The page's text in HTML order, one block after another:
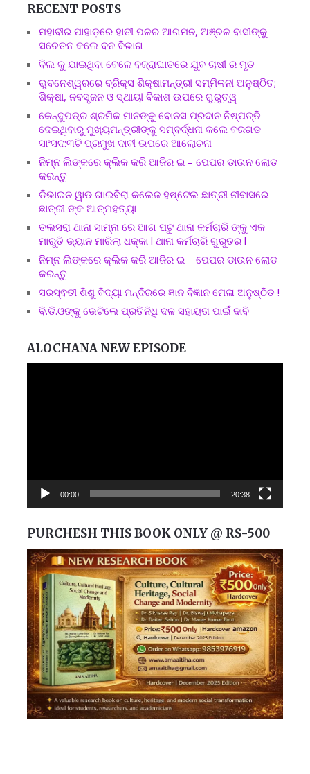
RECENT POSTS
ମହାବୀର ପାହାଡ଼ରେ ହାତୀ ପଳର ଆଗମନ, ଅଞ୍ଚଳ ବାସୀଙ୍କୁ
ସଚେତନ କଲେ ବନ ବିଭାଗ
ବିଲ କୁ ଯାଇଥିବା ବେଳେ ବଜ୍ରାଘାତରେ ଯୁବ ଚାଷୀ ର ମୃତ
ଭୁବନେଶ୍ୱରରେ ବ୍ରିକ୍ସ ଶିକ୍ଷାମନ୍ତ୍ରୀ ସମ୍ମିଳନୀ ଅନୁଷ୍ଠିତ;
ଶିକ୍ଷା, ନବସୃଜନ ଓ ସ୍ଥାୟୀ ବିକାଶ ଉପରେ ଗୁରୁତ୍ୱ
କେନ୍ଦୁପତ୍ର ଶ୍ରମିକ ମାନଙ୍କୁ ବୋନସ ପ୍ରଦାନ ନିଷ୍ପତ୍ତି
ଦେଇଥିବାରୁ ମୁଖ୍ୟମନ୍ତ୍ରୀଙ୍କୁ ସମ୍ବର୍ଦ୍ଧନା କଲେ ବରଗଡ
ସାଂସଦ:୩ଟି ପ୍ରମୁଖ ଦାବୀ ଉପରେ ଆଲୋଚନା
ନିମ୍ନ ଲିଙ୍କରେ କ୍ଲିକ କରି ଆଜିର ଇ – ପେପର ଡାଉନ ଲୋଡ
କରନ୍ତୁ
ଡିଭାଇନ ୱାଡ ଗାଇବିରା କଲେଜ ହଷ୍ଟେଲ ଛାତ୍ରୀ ନୀବାସରେ
ଛାତ୍ରୀ ଙ୍କ ଆତ୍ମହତ୍ୟା
ତଲସରା ଥାନା ସାମ୍ନା ରେ ଆଗ ପଟୁ ଥାନା କର୍ମଚାରି ଙ୍କୁ ଏକ
ମାରୁତି ଭ୍ୟାନ ମାରିଲା ଧକ୍କା l ଥାନା କର୍ମଚାରି ଗୁରୁତର l
ନିମ୍ନ ଲିଙ୍କରେ କ୍ଲିକ କରି ଆଜିର ଇ – ପେପର ଡାଉନ ଲୋଡ
କରନ୍ତୁ
ସରସ୍ଵତୀ ଶିଶୁ ବିଦ୍ୟା ମନ୍ଦିରରେ ଜ୍ଞାନ ବିଜ୍ଞାନ ମେଳା ଅନୁଷ୍ଠିତ !
ବି.ଡି.ଓଙ୍କୁ ଭେଟିଲେ ପ୍ରତିନିଧି ଦଳ ସହାୟତା ପାଇଁ ଦାବି
ALOCHANA NEW EPISODE
00:00 20:38
PURCHESH THIS BOOK ONLY @ RS-500